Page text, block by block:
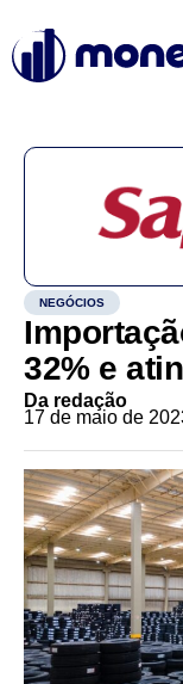
NEGÓCIOS
32% e
Da redação
17 de maio de